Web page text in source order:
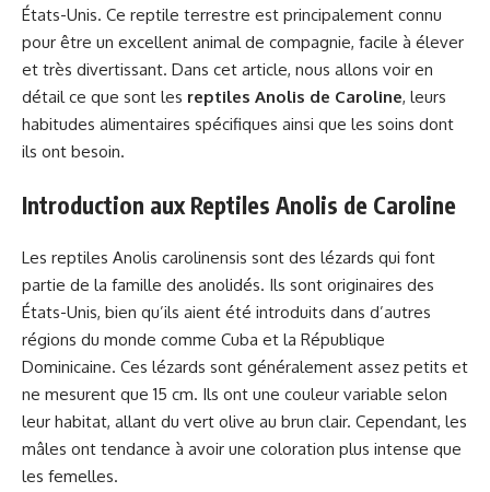
États-Unis. Ce reptile terrestre est principalement connu
pour être un excellent animal de compagnie, facile à élever
et très divertissant. Dans cet article, nous allons voir en
détail ce que sont les reptiles Anolis de Caroline, leurs
habitudes alimentaires spécifiques ainsi que les soins dont
ils ont besoin.
Introduction aux Reptiles Anolis de Caroline
Les reptiles Anolis carolinensis sont des lézards qui font
partie de la famille des anolidés. Ils sont originaires des
États-Unis, bien qu’ils aient été introduits dans d’autres
régions du monde comme Cuba et la République
Dominicaine. Ces lézards sont généralement assez petits et
ne mesurent que 15 cm. Ils ont une couleur variable selon
leur habitat, allant du vert olive au brun clair. Cependant, les
mâles ont tendance à avoir une coloration plus intense que
les femelles.